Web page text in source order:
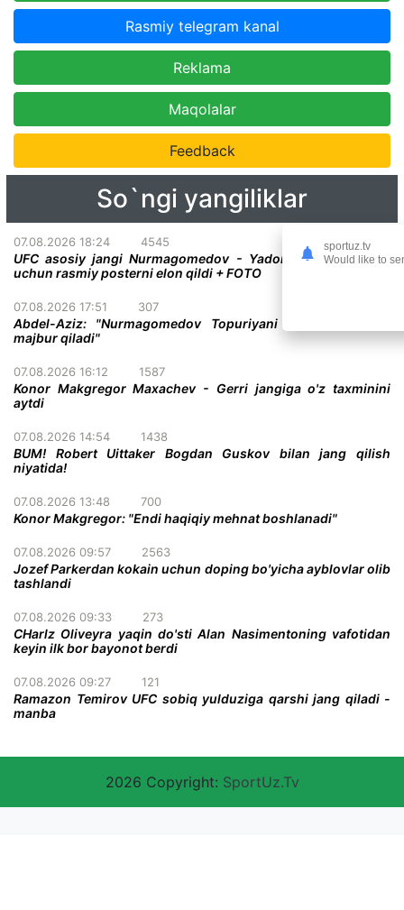
Rasmiy telegram kanal
Reklama
Maqolalar
Feedback
So`ngi yangiliklar
07.08.2026 18:24 4545
UFC asosiy jangi Nurmagomedov - Yadong bo'lgan turnir
uchun rasmiy posterni elon qildi + FOTO
07.08.2026 17:51 307
Abdel-Aziz: "Nurmagomedov Topuriyani taslim bo'lishga
majbur qiladi"
07.08.2026 16:12 1587
Konor Makgregor Maxachev - Gerri jangiga o'z taxminini
aytdi
07.08.2026 14:54 1438
BUM! Robert Uittaker Bogdan Guskov bilan jang qilish
niyatida!
07.08.2026 13:48 700
Konor Makgregor: "Endi haqiqiy mehnat boshlanadi"
07.08.2026 09:57 2563
Jozef Parkerdan kokain uchun doping bo'yicha ayblovlar olib
tashlandi
07.08.2026 09:33 273
CHarlz Oliveyra yaqin do'sti Alan Nasimentoning vafotidan
keyin ilk bor bayonot berdi
07.08.2026 09:27 121
Ramazon Temirov UFC sobiq yulduziga qarshi jang qiladi -
manba
2026 Copyright: SportUz.Tv
sportuz.tv
Would like to